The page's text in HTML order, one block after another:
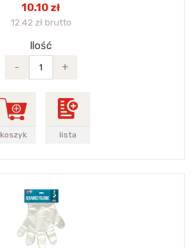
10.10 zł
12.42 zł brutto
Ilość
-
+
koszyk lista